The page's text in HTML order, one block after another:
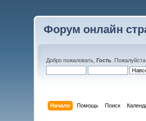
Форум онлайн
Добро пожаловать,Гость .
Начало Помощь Поиск